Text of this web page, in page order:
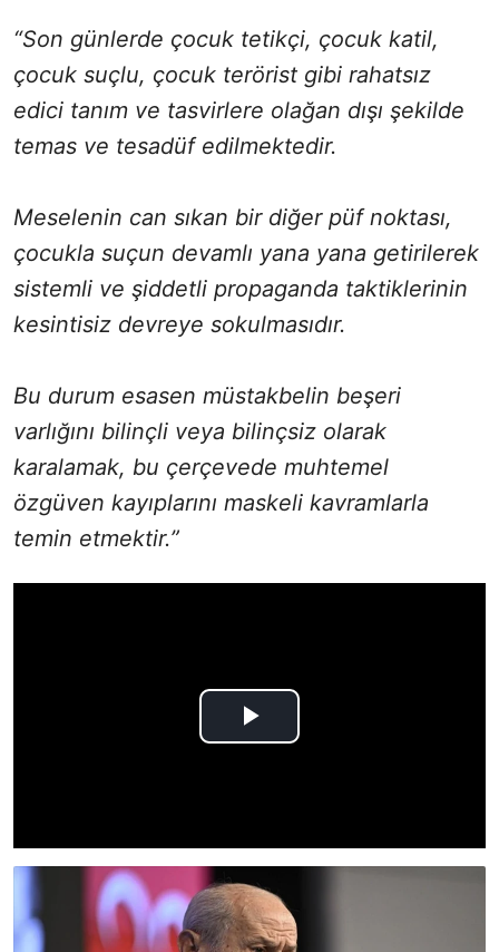
“Son günlerde çocuk tetikçi, çocuk katil,
çocuk suçlu, çocuk terörist gibi rahatsız
edici tanım ve tasvirlere olağan dışı şekilde
temas ve tesadüf edilmektedir.
Meselenin can sıkan bir diğer püf noktası,
çocukla suçun devamlı yana yana getirilerek
sistemli ve şiddetli propaganda taktiklerinin
kesintisiz devreye sokulmasıdır.
Bu durum esasen müstakbelin beşeri
varlığını bilinçli veya bilinçsiz olarak
karalamak, bu çerçevede muhtemel
özgüven kayıplarını maskeli kavramlarla
temin etmektir.”